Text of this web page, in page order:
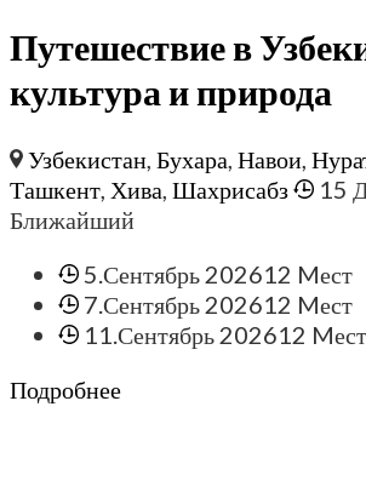
Путешествие в
культура и природа
Узбекистан,Бухара,Навои,
Ташкент, Хива, Шахрисабз 15
Ближайший
5.Сентябрь 202612 Mест
7.Сентябрь 202612 Mест
11.Сентябрь 202612 Mест
Подробнее